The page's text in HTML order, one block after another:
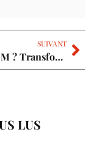
SUIVANT
Fan de l’OM ? Transformez votre chambre pour afficher votre passion
LUS